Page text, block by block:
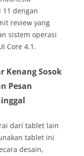
11 dengan
review yang
sistem operasi
Core 4.1.
Kenang Sosok
Pesan
dari tablet lain
tablet ini
desain,